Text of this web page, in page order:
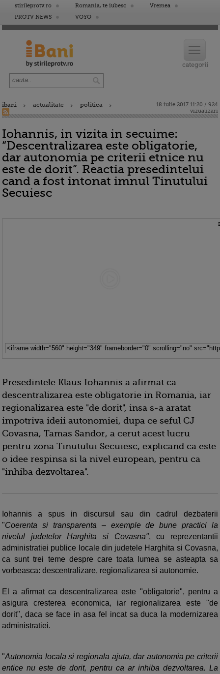
stirileprotv.ro Romania, te iubesc
Vremea
PROTV NEWS
VOYO
ibani actualitate politica
18 iulie 2017 11:20 / 924
vizualizari
Iohannis, in vizita in secuime:
“Descentralizarea este obligatorie,
dar autonomia pe criterii etnice nu
este de dorit”. Reactia presedintelui
cand a fost intonat imnul Tinutului
Secuiesc
Presedintele Klaus Iohannis a afirmat ca
descentralizarea este obligatorie in Romania, iar
regionalizarea este "de dorit", insa s-a aratat
impotriva ideii autonomiei, dupa ce seful CJ
Covasna, Tamas Sandor, a cerut acest lucru
pentru zona Tinutului Secuiesc, explicand ca este
o idee respinsa si la nivel european, pentru ca
"inhiba dezvoltarea".
Iohannis a spus in discursul sau din cadrul dezbaterii
"Coerenta si transparenta – exemple de bune practici la
nivelul judetelor Harghita si Covasna", cu reprezentantii
administratiei publice locale din judetele Harghita si Covasna,
ca sunt trei teme despre care toata lumea se asteapta sa
vorbeasca: descentralizare, regionalizarea si autonomie.
El a afirmat ca descentralizarea este "obligatorie", pentru a
asigura cresterea economica, iar regionalizarea este "de
dorit", daca se face in asa fel incat sa duca la modernizarea
administratiei.
"Autonomia locala si regionala ajuta, dar autonomia pe criterii
entice nu este de dorit, pentru ca ar inhiba dezvoltarea. La